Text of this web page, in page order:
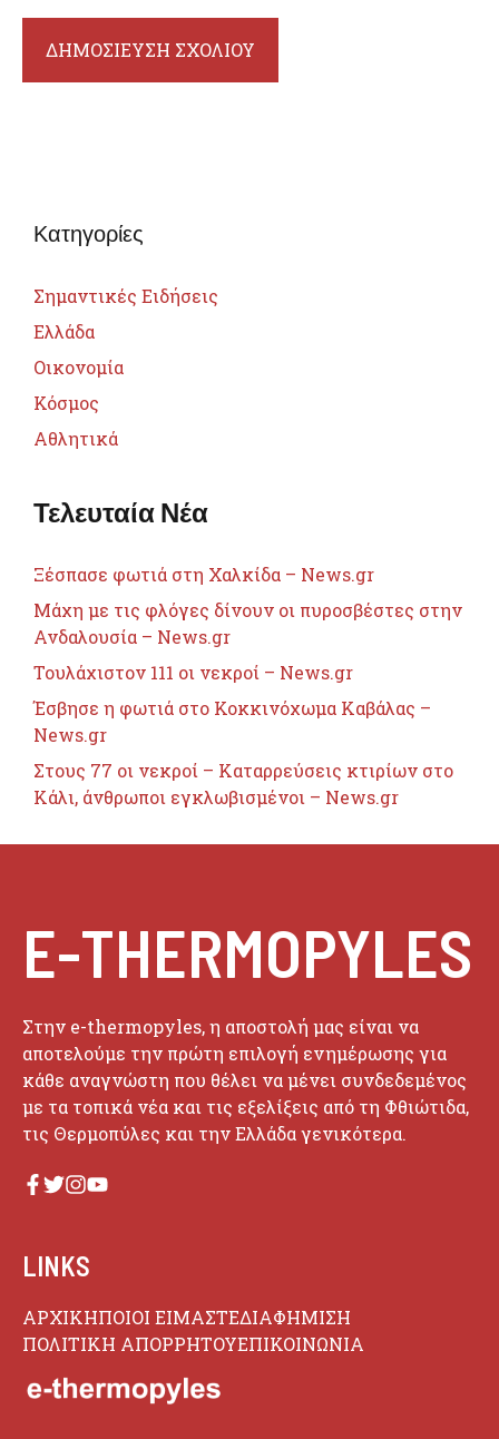
Κατηγορίες
Σημαντικές Ειδήσεις
Ελλάδα
Οικονομία
Κόσμος
Αθλητικά
Τελευταία Νέα
Ξέσπασε φωτιά στη Χαλκίδα – News.gr
Μάχη με τις φλόγες δίνουν οι πυροσβέστες στην
Ανδαλουσία – News.gr
Τουλάχιστον 111 οι νεκροί – News.gr
Έσβησε η φωτιά στο Κοκκινόχωμα Καβάλας –
News.gr
Στους 77 οι νεκροί – Καταρρεύσεις κτιρίων στο
Κάλι, άνθρωποι εγκλωβισμένοι – News.gr
E-THERMOPYLES
Στην e-thermopyles, η αποστολή μας είναι να
αποτελούμε την πρώτη επιλογή ενημέρωσης για
κάθε αναγνώστη που θέλει να μένει συνδεδεμένος
με τα τοπικά νέα και τις εξελίξεις από τη Φθιώτιδα,
τις Θερμοπύλες και την Ελλάδα γενικότερα.
LINKS
ΑΡΧΙΚΗΠΟΙΟΙ ΕΙΜΑΣΤΕΔΙΑΦΗΜΙΣΗ
ΠΟΛΙΤΙΚΗ ΑΠΟΡΡΗΤΟΥΕΠΙΚΟΙΝΩΝΙΑ